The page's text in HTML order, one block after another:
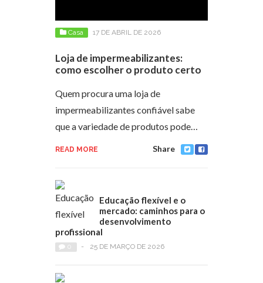
Casa 17 DE ABRIL DE 2026
Loja de impermeabilizantes:
como escolher o produto certo
Quem procura uma loja de
impermeabilizantes confiável sabe
que a variedade de produtos pode…
READ MORE Share
Educação flexível e o
mercado: caminhos para o
desenvolvimento
profissional
- 25 DE MARÇO DE 2026